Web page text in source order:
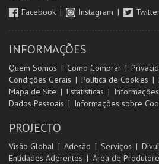
Facebook Instagram
INFORMAÇÕES
Quem Somos Como Comprar
Condições Gerais
Política de Cookies
Mapa de Site
Estatísticas
Dados Pessoais
Informações sobre
PROJECTO
Visão Global Adesão Serviços
Entidades Aderentes
Área de